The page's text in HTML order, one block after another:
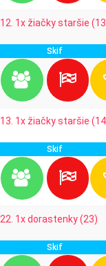
12. 1x žiačky staršie
Skif
13. 1x žiačky staršie
Skif
22. 1x dorastenky (23)
Skif